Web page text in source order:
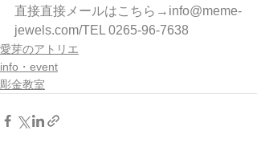
直接直接メールはこちら→info@meme-
jewels.com/TEL 0265-96-7638
愛芽のアトリエ
info・event
彫金教室